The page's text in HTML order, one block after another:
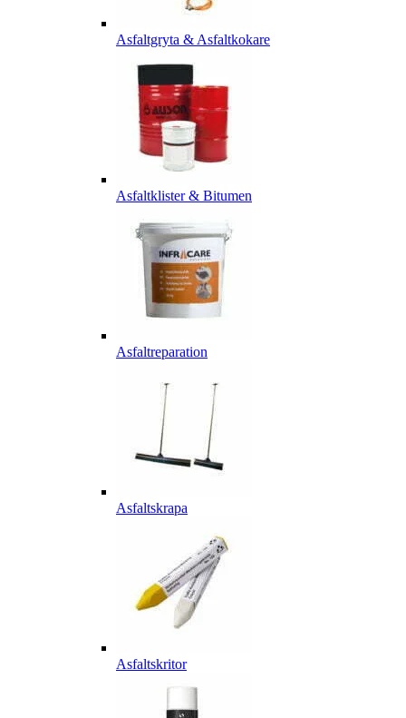
Asfaltgryta & Asfaltkokare
Asfaltklister & Bitumen
Asfaltreparation
Asfaltskrapa
Asfaltskritor